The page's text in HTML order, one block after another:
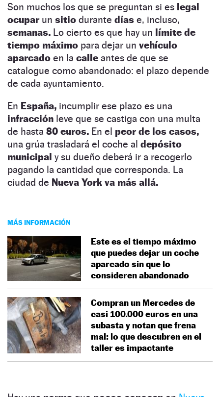
Son muchos los que se preguntan si es legal
ocuparun sitio durante días e, incluso,
semanas. Lo cierto es que hay un límite de
tiempo máximo para dejar un vehículo
aparcado en la calle antes de que se
catalogue como abandonado: el plazo depende
de cada ayuntamiento.
En España, incumplir ese plazo es una
infracción leve que se castiga con una multa
de hasta 80 euros. En el peor de los casos,
una grúa trasladará el coche al depósito
municipal y su dueño deberá ir a recogerlo
pagando la cantidad que corresponda. La
ciudad de Nueva York va más allá.
MÁS INFORMACIÓN
Este es el tiempo máximo
que puedes dejar un coche
aparcado sin que lo
consideren abandonado
Compran un Mercedes de
casi 100.000 euros en una
subasta y notan que frena
mal: lo que descubren en el
taller es impactante